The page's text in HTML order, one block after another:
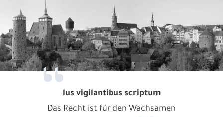
lus vigilantibus scriptum
Das Recht ist für den Wachsamen